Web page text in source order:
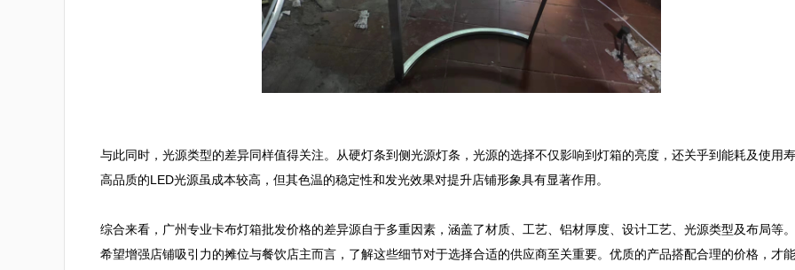
与此同时，光源类型的差异同样值得关注。从硬灯条到侧光源灯条，光源的选择不仅影响到灯箱的亮度，还关乎到能耗及使用
高品质的LED光源虽成本较高，但其色温的稳定性和发光效果对提升店铺形象具有显著作用。
综合来看，广州专业卡布灯箱批发价格的差异源自于多重因素，涵盖了材质、工艺、铝材厚度、设计工艺、光源类型及布局等
希望增强店铺吸引力的摊位与餐饮店主而言，了解这些细节对于选择合适的供应商至关重要。优质的产品搭配合理的价格，才